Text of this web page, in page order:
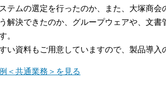
テムの選定を行ったのか、また、大塚商
解決できたのか、グループウェアや、文
。
い資料もご用意していますので、製品導入
＜共通業務＞を見る